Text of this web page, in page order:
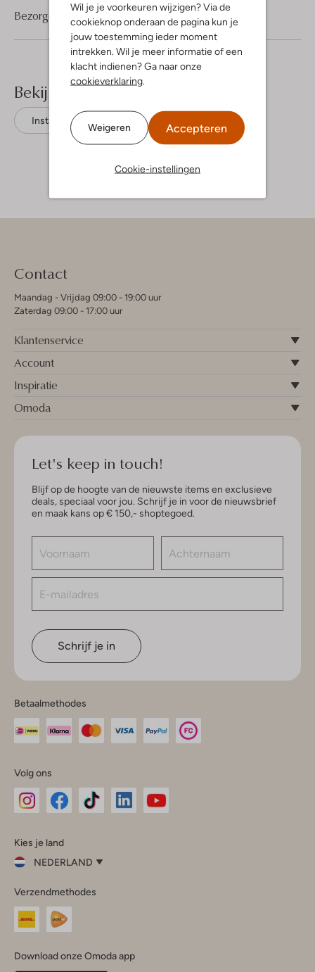
Wil je je voorkeuren wijzigen? Via de
cookieknop onderaan de pagina kun je
jouw toestemming ieder moment
intrekken. Wil je meer informatie of een
klacht indienen? Ga naar onze
cookieverklaring
Weigeren Accepteren
Cookie-instellingen
Bezorgen & retourneren
Bekijk meer
Instappers
Contact
Maandag - Vrijdag 09:00 - 19:00 uur
Zaterdag 09:00 - 17:00 uur
Klantenservice
Account
Inspiratie
Omoda
Let's keep in touch!
Blijf op de hoogte van de nieuwste items en exclusieve
deals, speciaal voor jou. Schrijf je in voor de nieuwsbrief
en maak kans op € 150,- shoptegoed.
Schrijf je in
Betaalmethodes
Volg ons
InstagramFacebook
Kies je land
NEDERLAND
je
land
Nederland
Belgique(Français)
Verzendmethodes
Download onze Omoda app